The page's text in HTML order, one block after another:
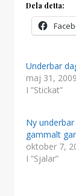
Dela detta:
Underbar
maj 31, 2009
I ”Stickat”
Ny
gammalt
oktober 7,
I ”Sjalar”